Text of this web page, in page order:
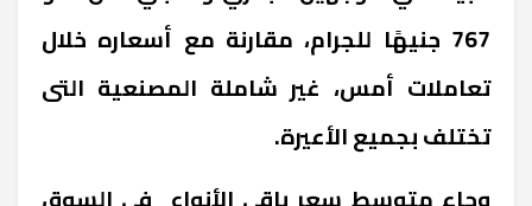
767 جنيهًا للجرام، مقارنة مع أسعاره خلال
تعاملات أمس، غير شاملة المصنعية التى
تختلف بجميع الأعيرة.